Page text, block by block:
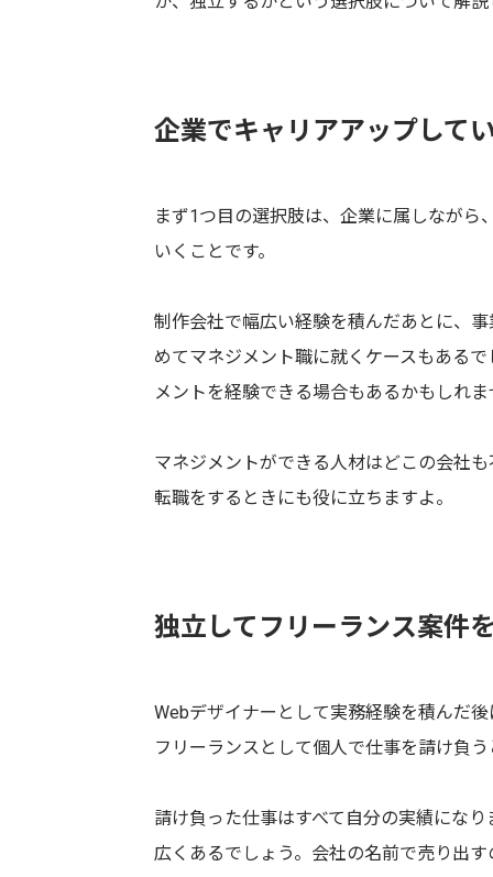
企業でキャリアアップして
まず1つ目の選択肢は、企業に属しなが
いくことです。
制作会社で幅広い経験を積んだあとに、
めてマネジメント職に就くケースもある
メントを経験できる場合もあるかもしれ
マネジメントができる人材はどこの会社
転職をするときにも役に立ちますよ。
独立してフリーランス案件
Webデザイナーとして実務経験を積んだ
フリーランスとして個人で仕事を請け負
請け負った仕事はすべて自分の実績にな
広くあるでしょう。会社の名前で売り出